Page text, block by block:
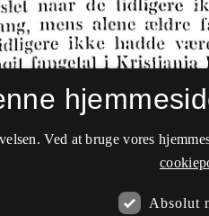
Ved at bruge vores
Absolut